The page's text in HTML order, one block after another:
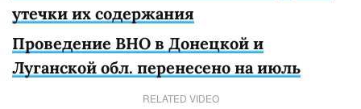
утечки их содержания
Проведение ВНО в Донецкой и
Луганской обл. перенесено на июль
RELATED VIDEO